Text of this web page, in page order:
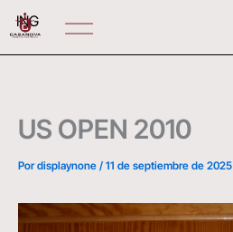
contenido
ING
US OPEN 2010
Pordisplaynone / 11 de septiembre de 2025